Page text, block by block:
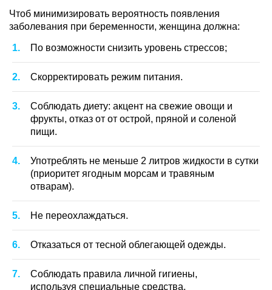
Чтоб минимизировать вероятность появления
заболевания при беременности, женщина должна:
По возможности снизить уровень стрессов;
Скорректировать режим питания.
Соблюдать диету: акцент на свежие овощи и
фрукты, отказ от от острой, пряной и соленой
пищи.
Употреблять не меньше 2 литров жидкости в сутки
(приоритет ягодным морсам и травяным
отварам).
Не переохлаждаться.
Отказаться от тесной облегающей одежды.
Соблюдать правила личной гигиены,
используя специальные средства.